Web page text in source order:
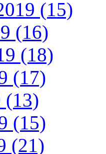
(15)
(16)
(18)
(17)
(13)
(15)
(21)